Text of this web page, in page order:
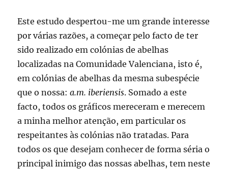
Este estudo despertou-me um grande interesse
por várias razões, a começar pelo facto de ter
sido realizado em colónias de abelhas
localizadas na Comunidade Valenciana, isto é,
em colónias de abelhas da mesma subespécie
que o nossa:a.m. iberiensis. Somado a este
facto, todos os gráficos mereceram e merecem
a minha melhor atenção, em particular os
respeitantes às colónias não tratadas. Para
todos os que desejam conhecer de forma séria o
principal inimigo das nossas abelhas, tem neste